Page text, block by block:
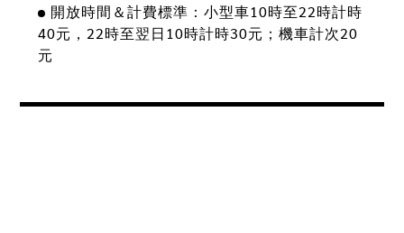
開放時間＆計費標準：小型車10時至22時計時
40元，22時至翌日10時計時30元；機車計次20
元